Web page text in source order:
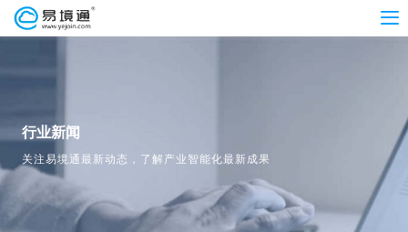
行业新闻
关注易境通最新动态，了解产业智能化最新成果